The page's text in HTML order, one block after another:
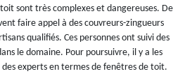
sont très complexes et dangereuses. De
faire appel à des couvreurs-zingueurs
qualifiés. Ces personnes ont suivi des
le domaine. Pour poursuivre, il y a les
des experts en termes de fenêtres de toit.